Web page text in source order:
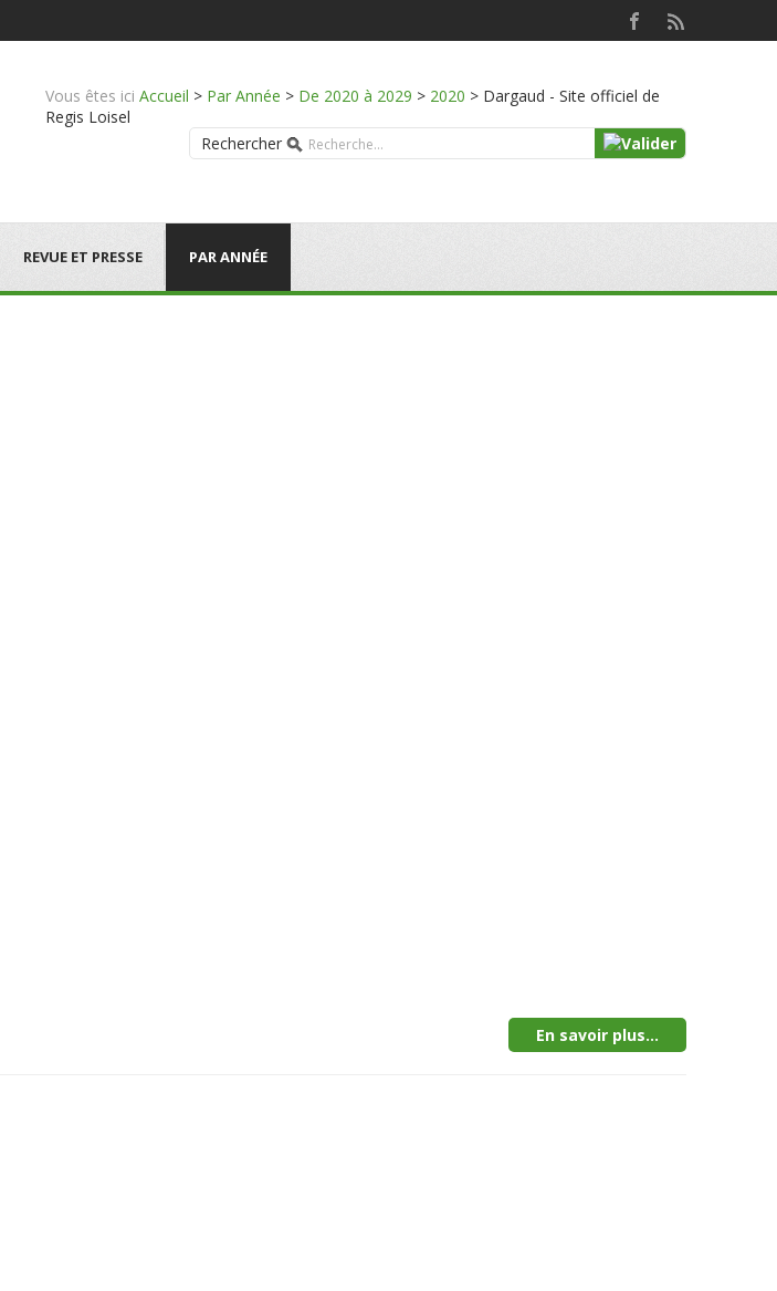
Vous êtes ici Accueil > Par Année > De 2020 à 2029 > 2020 > Dargaud - Site officiel de
Regis Loisel
Rechercher
REVUE ET PRESSE PAR ANNÉE
En savoir plus...